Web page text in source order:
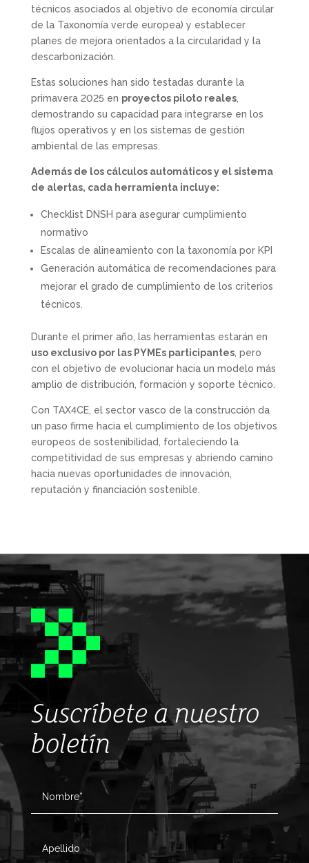
técnicos asociados al objetivo de economía circular
de la Taxonomía verde europea) y establecer
planes de mejora orientados a la circularidad y la
descarbonización.
Estas soluciones han sido testadas durante la
primavera 2025 en proyectos piloto reales,
demostrando su capacidad para integrarse en los
flujos operativos y en los sistemas de gestión
ambiental de las empresas.
Además de los cálculos automáticos y el sistema
de alertas, cada herramienta incluye:
Checklist DNSH para asegurar cumplimiento
normativo
Escalas de alineamiento con la taxonomía por KPI
Generación automática de recomendaciones para
mejorar el grado de cumplimiento de los criterios
técnicos.
Durante el primer año, las herramientas estarán en
uso exclusivo por las PYMEs participantes, pero
con el objetivo de evolucionar hacia un modelo más
amplio de distribución, formación y soporte técnico.
Con TAX4CE, el sector vasco de la construcción da
un paso firme hacia el cumplimiento de los objetivos
europeos de sostenibilidad, fortaleciendo la
competitividad de sus empresas y abriendo camino
hacia nuevas oportunidades de innovación,
reputación y financiación sostenible.
Suscríbete a nuestro
boletín